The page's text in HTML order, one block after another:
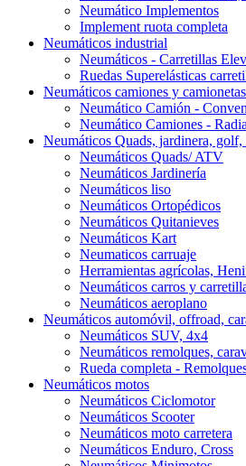
Neumático Implementos
Implement ruota completa
Neumáticos industrial
Neumáticos - Carretillas
Ruedas Superelásticas
Neumáticos camiones y camionetas
Neumático Camión -
Neumático Camiones -
Neumáticos Quads, jardinera, golf,
Neumáticos Quads/ ATV
Neumáticos Jardinería
Neumáticos liso
Neumáticos Ortopédicos
Neumáticos Quitanieves
Neumáticos Kart
Neumaticos carruaje
Herramientas agrícolas,
Neumáticos carros y
Neumáticos aeroplano
Neumáticos automóvil, offroad,
Neumáticos SUV, 4x4
Neumáticos remolques,
Rueda completa -
Neumáticos motos
Neumáticos Ciclomotor
Neumáticos Scooter
Neumáticos moto carretera
Neumáticos Enduro, Cross